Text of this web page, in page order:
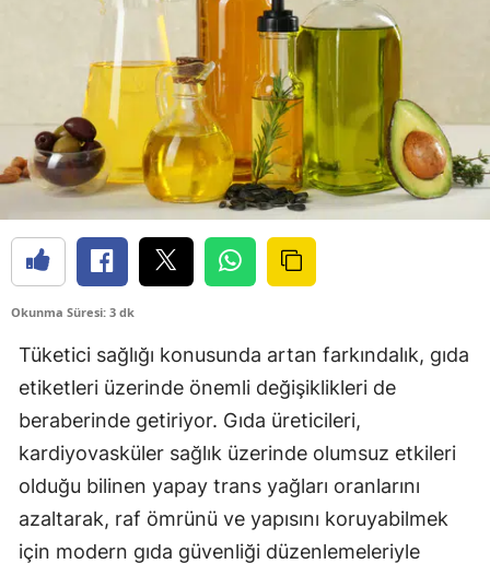
Okunma Süresi: 3 dk
Tüketici sağlığı konusunda artan farkındalık, gıda
etiketleri üzerinde önemli değişiklikleri de
beraberinde getiriyor. Gıda üreticileri,
kardiyovasküler sağlık üzerinde olumsuz etkileri
olduğu bilinen yapay trans yağları oranlarını
azaltarak, raf ömrünü ve yapısını koruyabilmek
için modern gıda güvenliği düzenlemeleriyle